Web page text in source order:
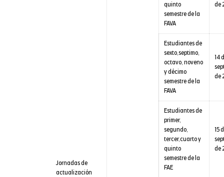
Jornadas de
actualización
quinto
semestre de la
FAVA
de
Estudiantes de
sexto,septimo,
octavo, noveno
y décimo
semestre de la
FAVA
14
de
Estudiantes de
primer,
segundo,
tercer,cuarto y
quinto
semestre de la
FAE
15
de